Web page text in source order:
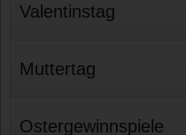
Valentinstag
Muttertag
Ostergewinnspiele